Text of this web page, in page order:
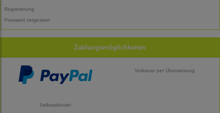
Registrierung
Passwort vergessen
Zahlungsmöglichkeiten
Vorkasse per Überweisung
Selbstabholer